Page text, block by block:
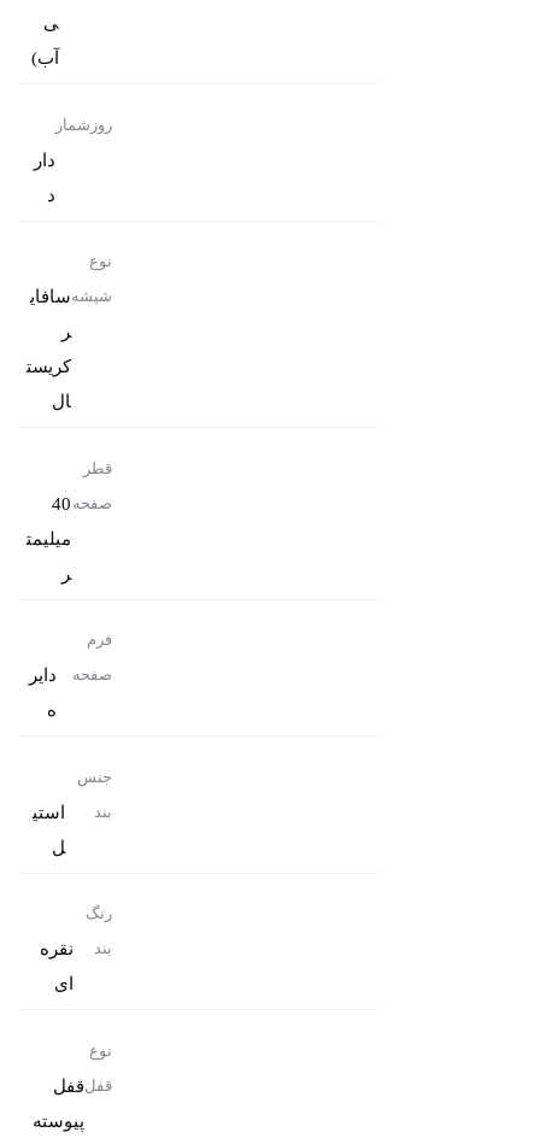
ی
آب)
روزشمار
دار
د
نوع
شیشهسافای
ر
کریست
ال
قطر
صفحه 40
میلیمت
ر
فرم
صفحه
دایر
ه
جنس
بند
استی
ل
رنگ
بند
نقره
ای
نوع
قفلقفل
پیوسته